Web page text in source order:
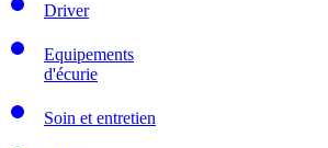
Driver
Equipements
d'écurie
Soin et entretien